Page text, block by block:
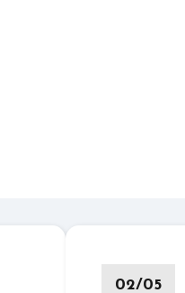
02/05